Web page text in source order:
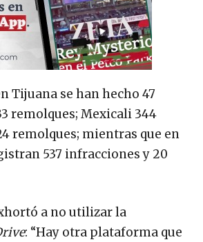
Tijuana se han hecho 47
remolques; Mexicali 344
remolques; mientras que en
537 infracciones y 20
a no utilizar la
: “Hay otra plataforma que